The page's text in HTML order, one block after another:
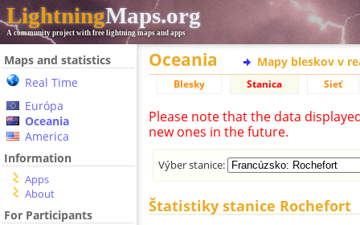
LightningMaps.org
A community project with free lightning maps and apps
Maps and statistics
Real Time
Európa
Oceania
America
Information
Apps
About
For Participants
Oceania Mapy bleskov v
Blesky Stanica Sieť
Please note that the data
new ones in the future.
Výber stanice:
Štatistiky stanice Rochefort